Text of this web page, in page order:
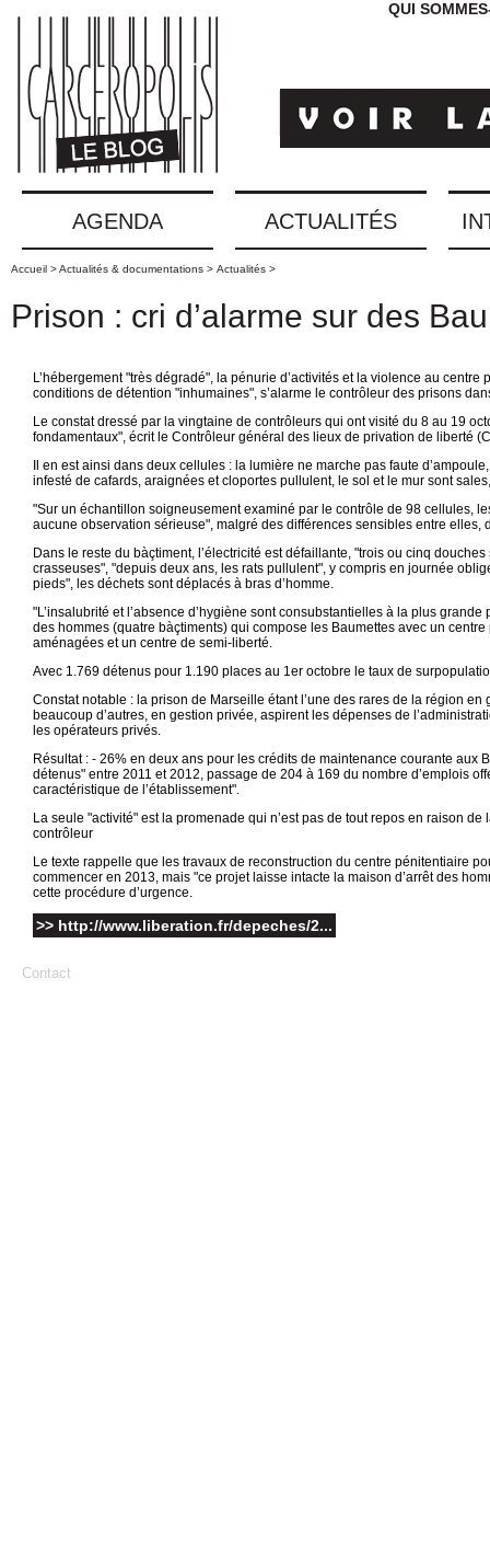
QUI
AGENDA ACTUALITÉS
Accueil >Actualités & documentations > Actualités >
Prison : cri d’alarme sur des
L’hébergement "très dégradé", la pénurie d’activités et la violence au
conditions de détention "inhumaines", s’alarme le contrôleur des prisons
Le constat dressé par la vingtaine de contrôleurs qui ont visité du 8 au 19
fondamentaux", écrit le Contrôleur général des lieux de privation de liberté
Il en est ainsi dans deux cellules : la lumière ne marche pas faute
infesté de cafards, araignées et cloportes pullulent, le sol et le mur sont
"Sur un échantillon soigneusement examiné par le contrôle de 98 cellules,
aucune observation sérieuse", malgré des différences sensibles entre elles,
Dans le reste du bàçtiment, l’électricité est défaillante, "trois ou cinq
crasseuses", "depuis deux ans, les rats pullulent", y compris en journée
pieds", les déchets sont déplacés à bras d’homme.
"L’insalubrité et l’absence d’hygiène sont consubstantielles à la plus
des hommes (quatre bàçtiments) qui compose les Baumettes avec un
aménagées et un centre de semi-liberté.
Avec 1.769 détenus pour 1.190 places au 1er octobre le taux de
Constat notable : la prison de Marseille étant l’une des rares de la région
beaucoup d’autres, en gestion privée, aspirent les dépenses de
les opérateurs privés.
Résultat : - 26% en deux ans pour les crédits de maintenance courante aux
détenus" entre 2011 et 2012, passage de 204 à 169 du nombre d’emplois
caractéristique de l’établissement".
La seule "activité" est la promenade qui n’est pas de tout repos en raison
contrôleur
Le texte rappelle que les travaux de reconstruction du centre pénitentiaire
commencer en 2013, mais "ce projet laisse intacte la maison d’arrêt des
cette procédure d’urgence.
>> http://www.liberation.fr/depeches/2...
Contact